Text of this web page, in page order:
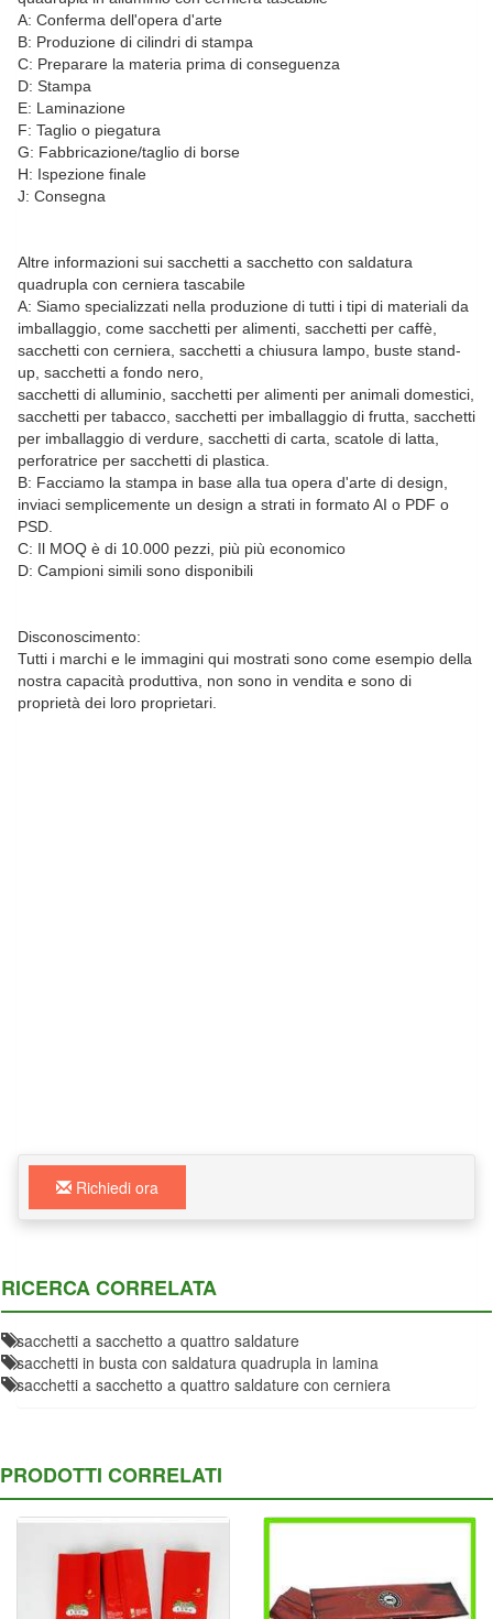
A: Conferma dell'opera d'arte
B: Produzione di cilindri di stampa
C: Preparare la materia prima di conseguenza
D: Stampa
E: Laminazione
F: Taglio o piegatura
G: Fabbricazione/taglio di borse
H: Ispezione finale
J: Consegna
Altre informazioni sui sacchetti a sacchetto con saldatura
quadrupla con cerniera tascabile
A: Siamo specializzati nella produzione di tutti i tipi di materiali da
imballaggio, come sacchetti per alimenti, sacchetti per caffè,
sacchetti con cerniera, sacchetti a chiusura lampo, buste stand-
up, sacchetti a fondo nero,
sacchetti di alluminio, sacchetti per alimenti per animali domestici,
sacchetti per tabacco, sacchetti per imballaggio di frutta, sacchetti
per imballaggio di verdure, sacchetti di carta, scatole di latta,
perforatrice per sacchetti di plastica.
B: Facciamo la stampa in base alla tua opera d'arte di design,
inviaci semplicemente un design a strati in formato AI o PDF o
PSD.
C: Il MOQ è di 10.000 pezzi, più più economico
D: Campioni simili sono disponibili
Disconoscimento:
Tutti i marchi e le immagini qui mostrati sono come esempio della
nostra capacità produttiva, non sono in vendita e sono di
proprietà dei loro proprietari.
Richiedi ora
RICERCA CORRELATA
sacchetti a sacchetto a quattro saldature
sacchetti in busta con saldatura quadrupla in lamina
sacchetti a sacchetto a quattro saldature con cerniera
PRODOTTI CORRELATI